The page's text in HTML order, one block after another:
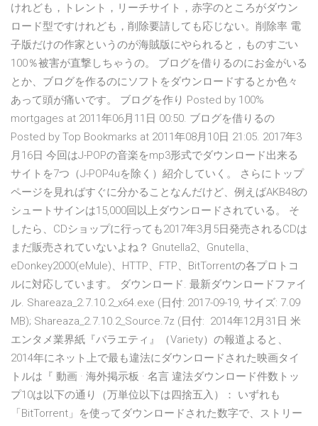
けれども，トレント，リーチサイト，赤字のところがダウン
ロード型ですけれども，削除要請しても応じない。削除率 電
子版だけの作家というのが海賊版にやられると，ものすごい
100％被害が直撃しちゃうの。 ブログを借りるのにお金がいる
とか、ブログを作るのにソフトをダウンロードするとか色々
あって頭が痛いです。 ブログを作り Posted by 100%
mortgages at 2011年06月11日 00:50. ブログを借りるの
Posted by Top Bookmarks at 2011年08月10日 21:05. 2017年3
月16日 今回はJ-POPの音楽をmp3形式でダウンロード出来る
サイトを7つ（J-POP4uを除く）紹介していく。 さらにトップ
ページを見ればすぐに分かることなんだけど、例えばAKB48の
シュートサインは15,000回以上ダウンロードされている。 そ
したら、CDショップに行っても2017年3月5日発売されるCDは
まだ販売されていないよね？ Gnutella2、Gnutella、
eDonkey2000(eMule)、HTTP、FTP、BitTorrentの各プロトコ
ルに対応しています。 ダウンロード. 最新ダウンロードファイ
ル. Shareaza_2.7.10.2_x64.exe (日付: 2017-09-19, サイズ: 7.09
MB); Shareaza_2.7.10.2_Source.7z (日付: 2014年12月31日 米
エンタメ業界紙『バラエティ』（Variety）の報道よると、
2014年にネット上で最も違法にダウンロードされた映画タイ
トルは『 動画 · 海外掲示板 · 名言 違法ダウンロード件数トッ
プ10は以下の通り（万単位以下は四捨五入）： いずれも
「BitTorrent」を使ってダウンロードされた数字で、ストリー